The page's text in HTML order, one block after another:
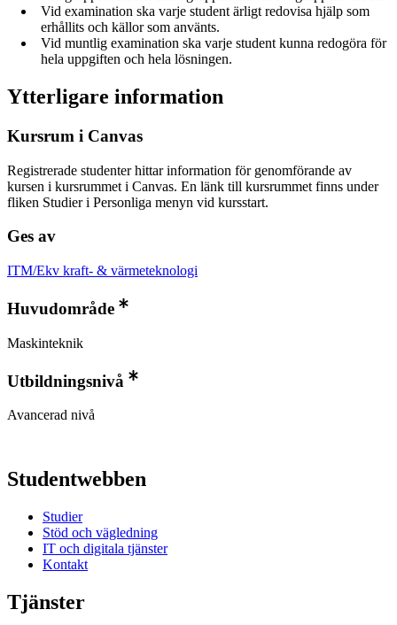
Vid examination ska varje student ärligt redovisa hjälp som
erhållits och källor som använts.
Vid muntlig examination ska varje student kunna redogöra för
hela uppgiften och hela lösningen.
Ytterligare information
Kursrum i Canvas
Registrerade studenter hittar information för genomförande av
kursen i kursrummet i Canvas. En länk till kursrummet finns under
fliken Studier i Personliga menyn vid kursstart.
Ges av
ITM/Ekv kraft- & värmeteknologi
Huvudområde
Maskinteknik
Utbildningsnivå
Avancerad nivå
Studentwebben
Studier
Stöd och vägledning
IT och digitala tjänster
Kontakt
Tjänster